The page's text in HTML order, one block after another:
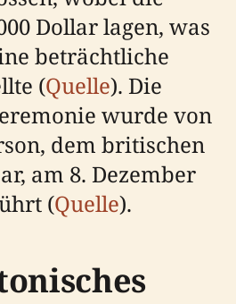
Dollar lagen, was
beträchtliche
(Quelle). Die
wurde von
dem britischen
am 8. Dezember
(Quelle).